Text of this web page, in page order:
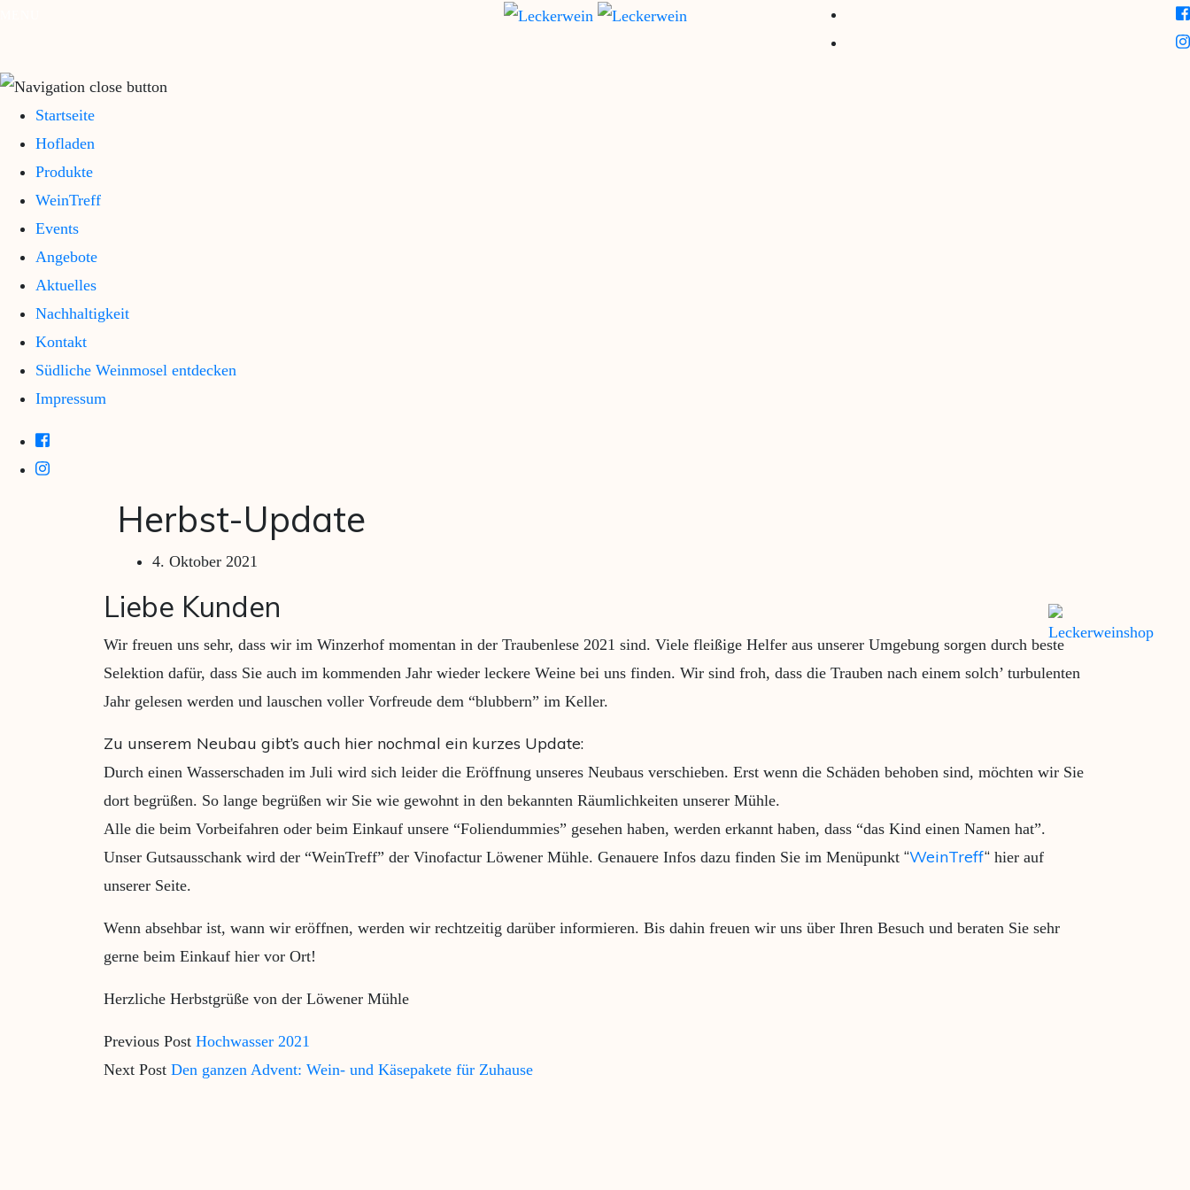
Startseite
Hofladen
Produkte
WeinTreff
Events
Angebote
Aktuelles
Nachhaltigkeit
Kontakt
Südliche Weinmosel entdecken
Impressum
Herbst-Update
4. Oktober 2021
Liebe Kunden
Wir freuen uns sehr, dass wir im Winzerhof momentan in der Traubenlese 2021 sind. Viele fleißige Helfer aus unserer Umgebung sorgen durch beste
Selektion dafür, dass Sie auch im kommenden Jahr wieder leckere Weine bei uns finden. Wir sind froh, dass die Trauben nach einem solch’ turbulenten
Jahr gelesen werden und lauschen voller Vorfreude dem “blubbern” im Keller.
Zu unserem Neubau gibt’s auch hier nochmal ein kurzes Update:
Durch einen Wasserschaden im Juli wird sich leider die Eröffnung unseres Neubaus verschieben. Erst wenn die Schäden behoben sind, möchten wir Sie
dort begrüßen. So lange begrüßen wir Sie wie gewohnt in den bekannten Räumlichkeiten unserer Mühle.
Alle die beim Vorbeifahren oder beim Einkauf unsere “Foliendummies” gesehen haben, werden erkannt haben, dass “das Kind einen Namen hat”.
Unser Gutsausschank wird der “WeinTreff” der Vinofactur Löwener Mühle. Genauere Infos dazu finden Sie im Menüpunkt “WeinTreff“ hier auf
unserer Seite.
Wenn absehbar ist, wann wir eröffnen, werden wir rechtzeitig darüber informieren. Bis dahin freuen wir uns über Ihren Besuch und beraten Sie sehr
gerne beim Einkauf hier vor Ort!
Herzliche Herbstgrüße von der Löwener Mühle
Previous Post Hochwasser 2021
Next Post Den ganzen Advent: Wein- und Käsepakete für Zuhause